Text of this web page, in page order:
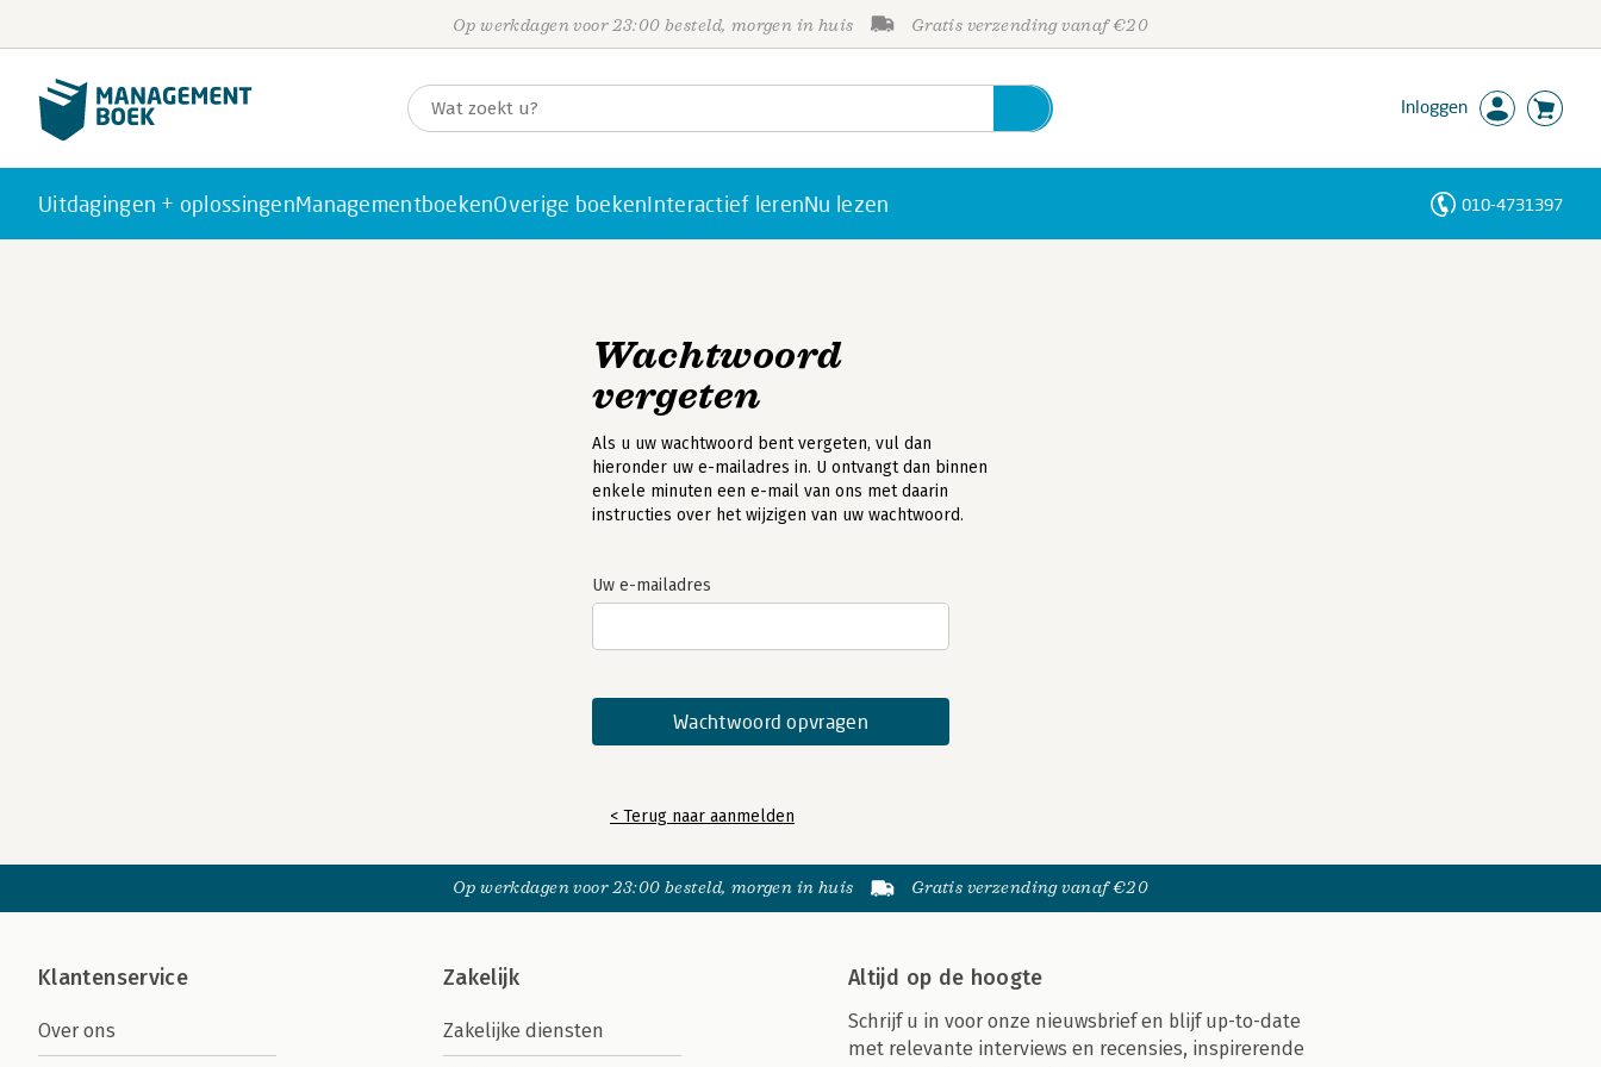
Op werkdagen voor 23:00 besteld, morgen in huis Gratis verzending vanaf €20
Inloggen
Uitdagingen + oplossingenManagementboekenOverige boekenInteractief lerenNu lezen 010-4731397
Wachtwoord
vergeten
Als u uw wachtwoord bent vergeten, vul dan
hieronder uw e-mailadres in. U ontvangt dan binnen
enkele minuten een e-mail van ons met daarin
instructies over het wijzigen van uw wachtwoord.
Uw e-mailadres
< Terug naar aanmelden
Op werkdagen voor 23:00 besteld, morgen in huis Gratis verzending vanaf €20
Klantenservice
Over ons
Zakelijk
Zakelijke diensten
Altijd op de hoogte
Schrijf u in voor onze nieuwsbrief en blijf up-to-date
met relevante interviews en recensies, inspirerende
Personen